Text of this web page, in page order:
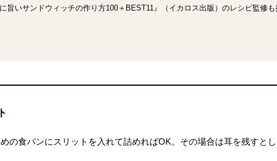
旨いサンドウィッチの作り方100＋BEST11』（イカロス出版）のレシピ監修
の食パンにスリットを入れて詰めればOK。その場合は耳を残すとし